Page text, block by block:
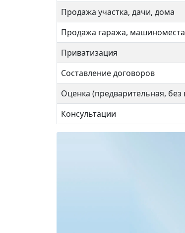
Продажа участка, дачи, дома
Продажа гаража, машиноместа
Приватизация
Составление договоров
Оценка (предварительная, без
Консультации